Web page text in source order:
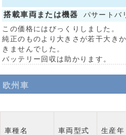
搭載車両または機器
パサートバ
この価格にはびっくりしました。
純正のものより大きさが若干大き
きませんでした。
バッテリー回収は助かります。
欧州車
車種名 車両型式 生産年